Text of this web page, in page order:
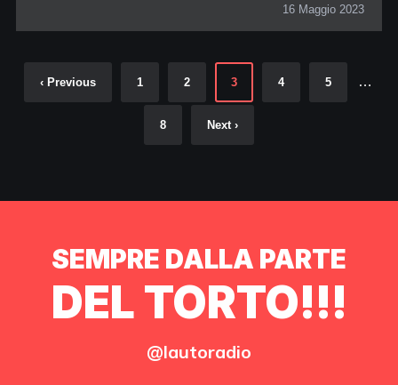
16 Maggio 2023
‹ Previous 1 2 3 4 5 …
8 Next ›
SEMPRE DALLA PARTE
DEL TORTO!!!
@lautoradio